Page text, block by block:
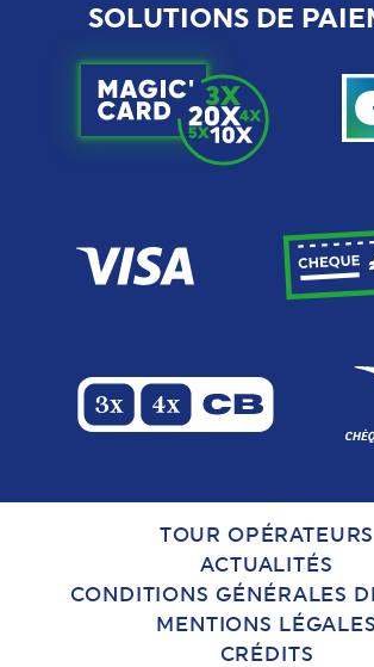
SOLUTIONS DE
TOUR OPÉRATEURS
ACTUALITÉS
CONDITIONS GÉNÉRALES
MENTIONS LÉGALES
CRÉDITS